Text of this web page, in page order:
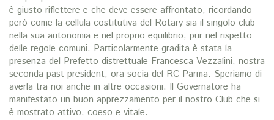
è giusto riflettere e che deve essere affrontato, ricordando
però come la cellula costitutiva del Rotary sia il singolo club
nella sua autonomia e nel proprio equilibrio, pur nel rispetto
delle regole comuni. Particolarmente gradita è stata la
presenza del Prefetto distrettuale Francesca Vezzalini, nostra
seconda past president, ora socia del RC Parma. Speriamo di
averla tra noi anche in altre occasioni. Il Governatore ha
manifestato un buon apprezzamento per il nostro Club che si
è mostrato attivo, coeso e vitale.